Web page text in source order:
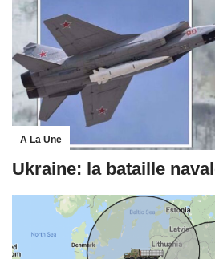
A La Une
Ukraine: la bataille